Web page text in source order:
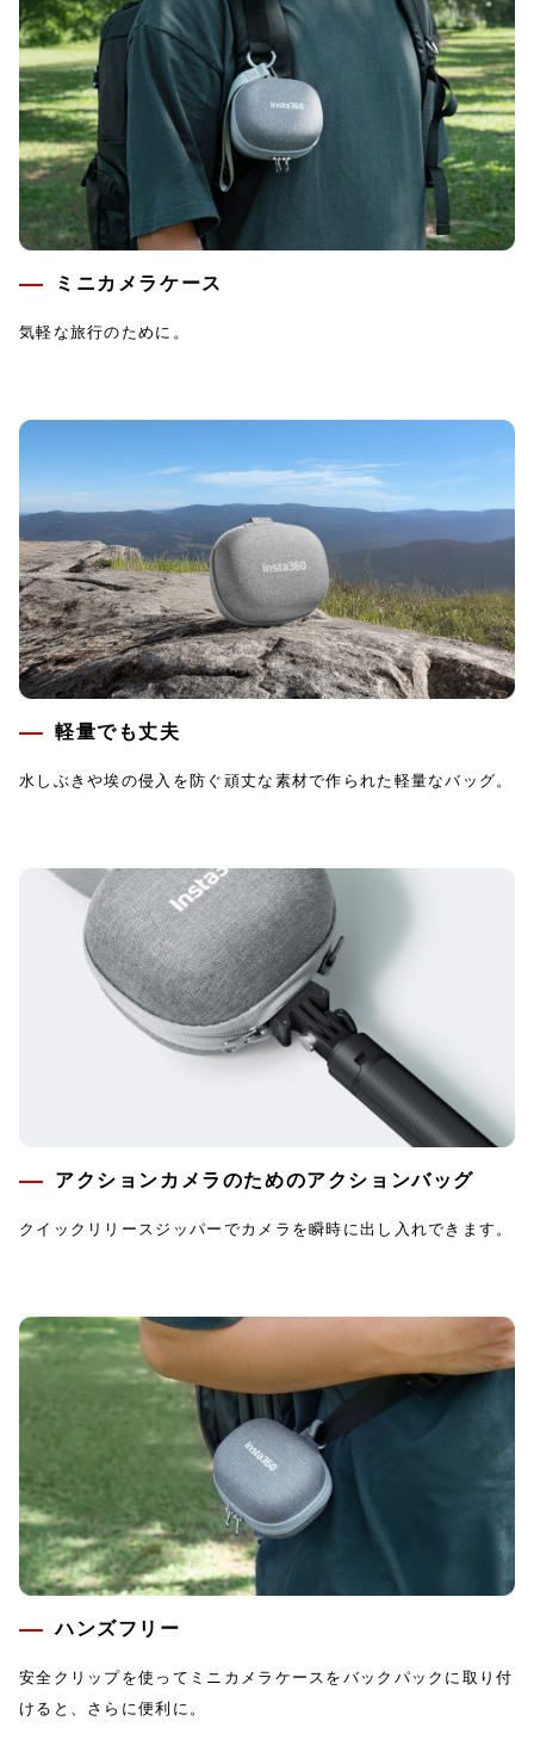
ミニカメラケース
気軽な旅行のために。
軽量でも丈夫
水しぶきや埃の侵入を防ぐ頑丈な素材で作られた軽量なバッグ。
アクションカメラのためのアクションバッグ
クイックリリースジッパーでカメラを瞬時に出し入れできます。
ハンズフリー
安全クリップを使ってミニカメラケースをバックパックに取り付
けると、さらに便利に。